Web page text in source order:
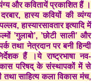
और कवितायें प्रकाशित हैं ।
हास्य कवियों की व्यंग्य
हास्यारसावतार इत्यादि में
’गुलाबो’, ’छोटी साली’ और
तथा नेत्रदान पर बनी हिन्दी
हैं ।ये राष्ट्रभाषा नव-
परिषद् के संस्थापकों में से
तथा साहित्य कला विकास मंच,